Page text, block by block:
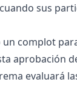
sus
complot
aprobación
evaluará